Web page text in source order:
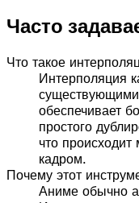
Часто
Что такое
Интерполяция
обеспечивает
простого
что
кадром.
Почему этот
Аниме обычно